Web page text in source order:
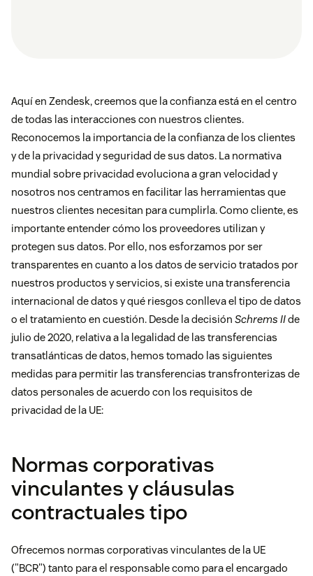
Aquí en Zendesk, creemos que la confianza está en el centro
de todas las interacciones con nuestros clientes.
Reconocemos la importancia de la confianza de los clientes
y de la privacidad y seguridad de sus datos. La normativa
mundial sobre privacidad evoluciona a gran velocidad y
nosotros nos centramos en facilitar las herramientas que
nuestros clientes necesitan para cumplirla. Como cliente, es
importante entender cómo los proveedores utilizan y
protegen sus datos. Por ello, nos esforzamos por ser
transparentes en cuanto a los datos de servicio tratados por
nuestros productos y servicios, si existe una transferencia
internacional de datos y qué riesgos conlleva el tipo de datos
o el tratamiento en cuestión. Desde la decisión Schrems IIde
julio de 2020, relativa a la legalidad de las transferencias
transatlánticas de datos, hemos tomado las siguientes
medidas para permitir las transferencias transfronterizas de
datos personales de acuerdo con los requisitos de
privacidad de la UE:
Normas corporativas
vinculantes y cláusulas
contractuales tipo
Ofrecemos normas corporativas vinculantes de la UE
("BCR") tanto para el responsable como para el encargado